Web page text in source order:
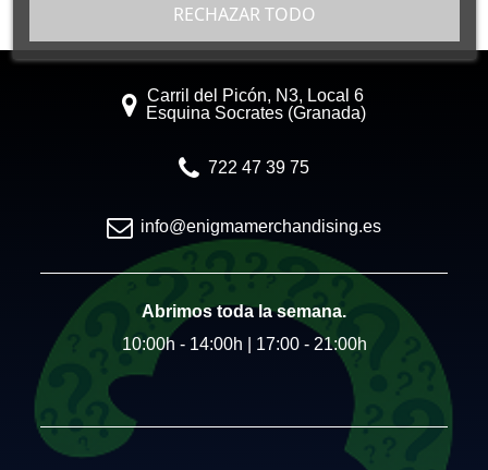
Carril del Picón, N3, Local 6
Esquina Socrates (Granada)
722 47 39 75
info@enigmamerchandising.es
Abrimos toda la semana.
10:00h - 14:00h | 17:00 - 21:00h
RECHAZAR TODO